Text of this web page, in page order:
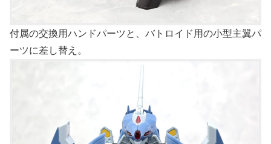
付属の交換用ハンドパーツと、バトロイド用の小型主翼パ
ーツに差し替え。